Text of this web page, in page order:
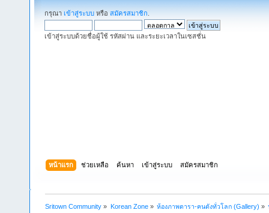
กรุณา เข้าสู่ระบบ หรือ สมัครสมาชิก
เข้าสู่ระบบด้วยชื่อผู้ใช้ รหัสผ่าน และระยะเวลาในเซสชั่น
หน้าแรก ช่วยเหลือ ค้นหา เข้าสู่ระบบ สมัครสมาชิก
Sritown Community » Korean Zone» ห้องภาพดารา-คนดังทั่วโลก (Gallery) »